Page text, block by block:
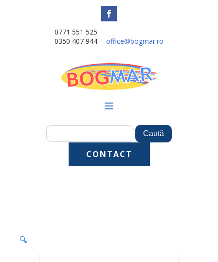
0771 551 525
0350 407 944
office@bogmar.ro
CONTACT
🔍